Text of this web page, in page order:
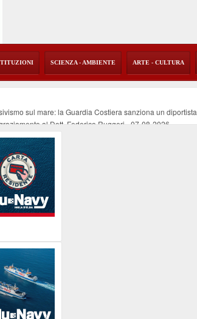
SCIENZA - AMBIENTE ARTE - CULTURA
sul mare: la Guardia Costiera sanziona un diportista
al Dott. Federico Ruggeri-07-08-2026
riaffiora una testimonianza del 1966
stradali-07-08-2026
nuovo piano dell'Autorità portuale regionale